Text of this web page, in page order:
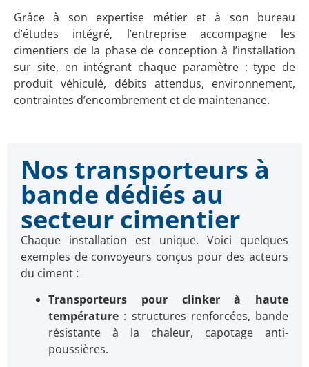
Grâce à son expertise métier et à son bureau
d’études intégré, l’entreprise accompagne les
cimentiers de la phase de conception à l’installation
sur site, en intégrant chaque paramètre : type de
produit véhiculé, débits attendus, environnement,
contraintes d’encombrement et de maintenance.
Nos transporteurs à
bande dédiés au
secteur cimentier
Chaque installation est unique. Voici quelques
exemples de convoyeurs conçus pour des acteurs
du ciment :
Transporteurs pour clinker à haute
température : structures renforcées, bande
résistante à la chaleur, capotage anti-
poussières.